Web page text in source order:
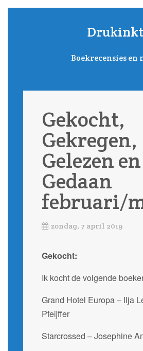
Drukinkt
Boekrecensies en
Gekocht,
Gekregen,
Gelezen en
Gedaan
februari/
zondag, 7 april 2019
Gekocht:
Ik kocht de volgende
Grand Hotel Europa – Ilja
Pfeijffer
Starcrossed – Josephine